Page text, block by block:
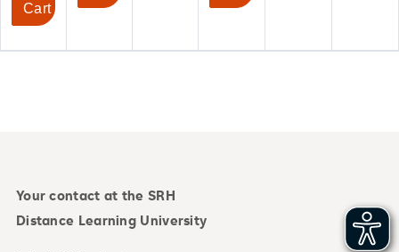
Cart
Your contact at the SRH
Distance Learning University